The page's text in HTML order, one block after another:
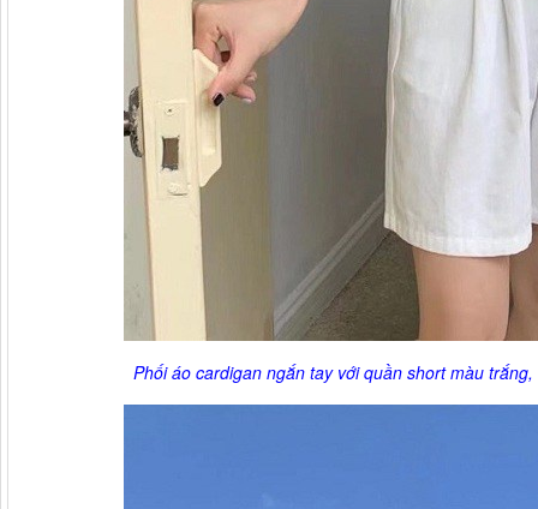
Phối áo cardigan ngắn tay với quần short màu